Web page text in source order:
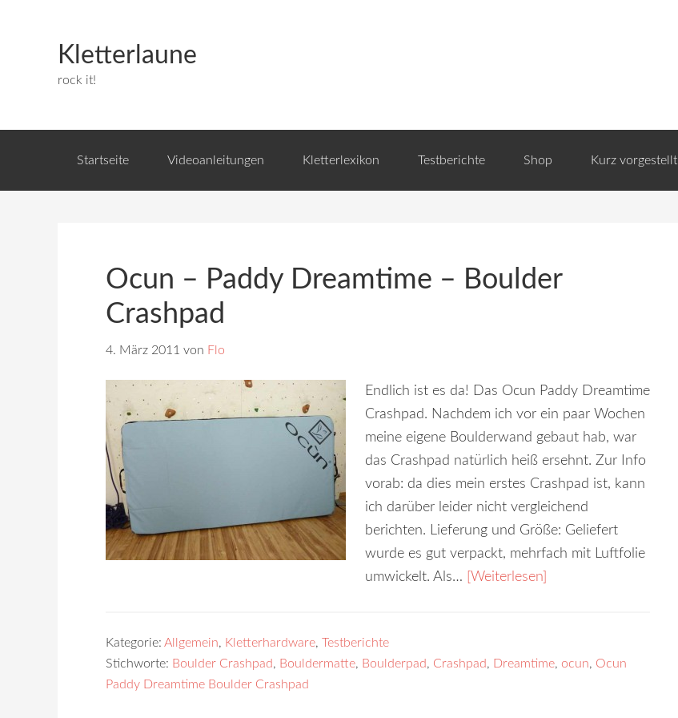
Kletterlaune
rock it!
Startseite Videoanleitungen Kletterlexikon Testberichte Shop Kurz vorgestellt
Ocun – Paddy Dreamtime – Boulder
Crashpad
4. März 2011 von Flo
Endlich ist es da! Das Ocun Paddy Dreamtime
Crashpad. Nachdem ich vor ein paar Wochen
meine eigene Boulderwand gebaut hab, war
das Crashpad natürlich heiß ersehnt. Zur Info
vorab: da dies mein erstes Crashpad ist, kann
ich darüber leider nicht vergleichend
berichten. Lieferung und Größe: Geliefert
wurde es gut verpackt, mehrfach mit Luftfolie
umwickelt. Als…
[Weiterlesen]
Kategorie: Allgemein, Kletterhardware, Testberichte
Stichworte: Boulder Crashpad, Bouldermatte, Boulderpad, Crashpad, Dreamtime, ocun, Ocun
Paddy Dreamtime Boulder Crashpad